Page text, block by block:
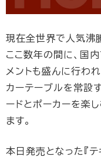
現在全世界で人気沸
ここ数年の間に、国
メントも盛んに行わ
カーテーブルを常設
ードとポーカーを楽
ます。
本日発売となった『